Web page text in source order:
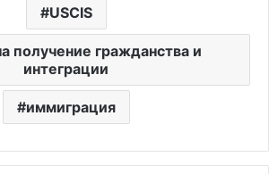
USCIS
получение гражданства и
интеграции
иммиграция